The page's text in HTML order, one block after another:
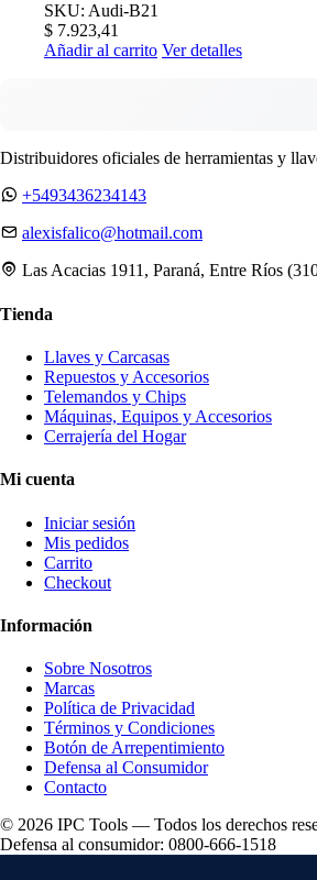
SKU: Audi-B21
$ 7.923,41
Añadir al carrito Ver detalles
Distribuidores oficiales de herramientas y
+5493436234143
alexisfalico@hotmail.com
Las Acacias 1911, Paraná, Entre Ríos
Tienda
Llaves y Carcasas
Repuestos y Accesorios
Telemandos y Chips
Máquinas, Equipos y Accesorios
Cerrajería del Hogar
Mi cuenta
Iniciar sesión
Mis pedidos
Carrito
Checkout
Información
Sobre Nosotros
Marcas
Política de Privacidad
Términos y Condiciones
Botón de Arrepentimiento
Defensa al Consumidor
Contacto
© 2026 IPC Tools — Todos los derechos
Defensa al consumidor: 0800-666-1518